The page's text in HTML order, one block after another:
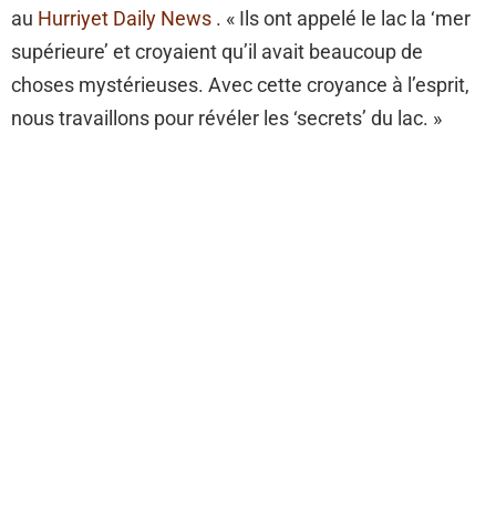
au Hurriyet Daily News . « Ils ont appelé le lac la ‘mer
supérieure’ et croyaient qu’il avait beaucoup de
choses mystérieuses. Avec cette croyance à l’esprit,
nous travaillons pour révéler les ‘secrets’ du lac. »